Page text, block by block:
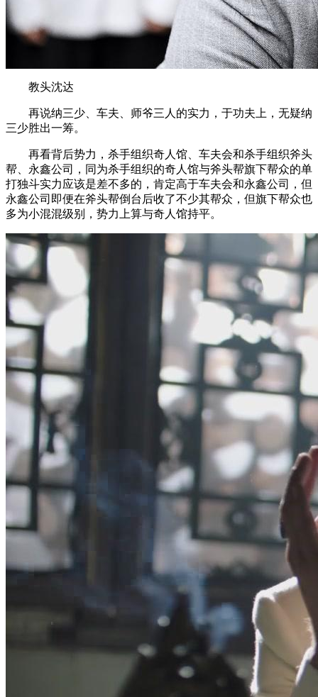
教头沈达
再说纳三少、车夫、师爷三人的实力，于功夫上，无疑纳
三少胜出一筹。
再看背后势力，杀手组织奇人馆、车夫会和杀手组织斧头
帮、永鑫公司，同为杀手组织的奇人馆与斧头帮旗下帮众的单
打独斗实力应该是差不多的，肯定高于车夫会和永鑫公司，但
永鑫公司即便在斧头帮倒台后收了不少其帮众，但旗下帮众也
多为小混混级别，势力上算与奇人馆持平。